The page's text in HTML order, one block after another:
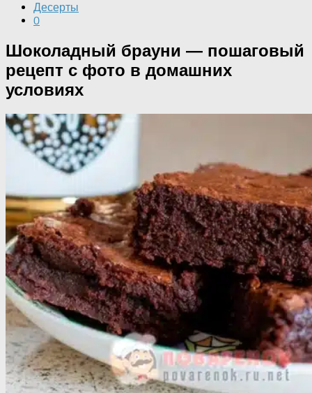
Десерты
0
Шоколадный брауни — пошаговый
рецепт с фото в домашних
условиях